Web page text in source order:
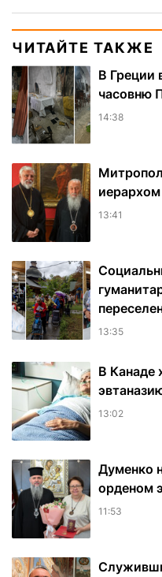
ЧИТАЙТЕ ТАКЖЕ
В Греции
часовню
14:38
13:41
13:35
В Канаде
13:02
Думенко
орденом
11:53